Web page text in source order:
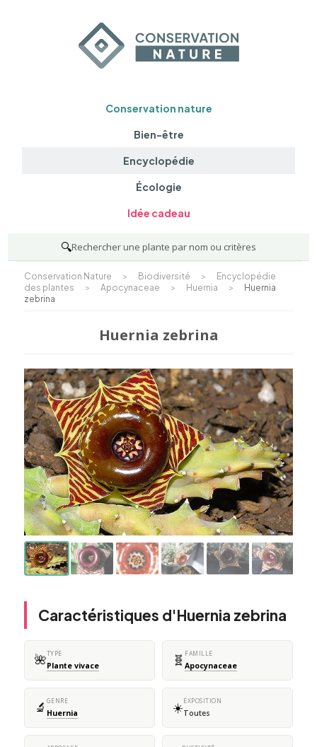
Conservation nature
Bien-être
Encyclopédie
Écologie
Idée cadeau
🔍Rechercher une plante par nom ou critères
Conservation Nature > Biodiversité >
Encyclopédie
des plantes
> Apocynaceae > Huernia >
Huernia
zebrina
Huernia zebrina
Caractéristiques d'Huernia zebrina
🌺TYPE
Plante vivace 🧬 FAMILLE
Apocynaceae
🔬 GENRE
Huernia ☀️EXPOSITION
Toutes